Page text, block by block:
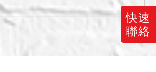
快速
聯絡
債務人應負擔之費用時，其
餘各宗雖達底價，亦不為拍
定，縱已拍定亦可撤銷拍
定。